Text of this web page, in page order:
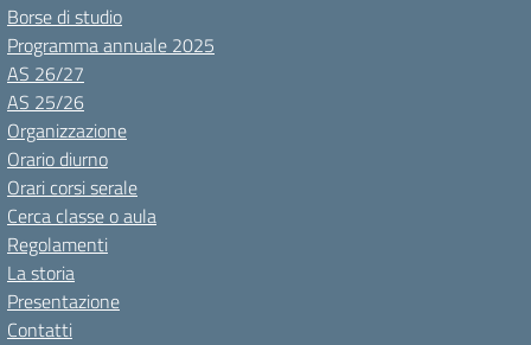
Borse di studio
Programma annuale 2025
AS 26/27
AS 25/26
Organizzazione
Orario diurno
Orari corsi serale
Cerca classe o aula
Regolamenti
La storia
Presentazione
Contatti